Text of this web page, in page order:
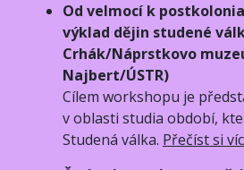
Od velmocí k
výklad dějin studené
Crhák/Náprstkovo
Najbert/ÚSTR)
Cílem workshopu je
v oblasti studia období,
Studená válka. Přečíst si